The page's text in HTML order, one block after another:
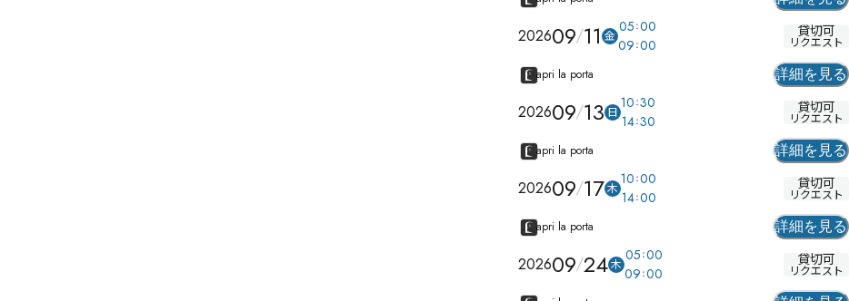
202609 11 金
05 00
09 00
貸切可
リクエスト
apri la porta
詳細を見る
202609 13 日
10 30
14 30
貸切可
リクエスト
apri la porta
詳細を見る
202609 17木
10 00
14 00
貸切可
リクエスト
apri la porta
詳細を見る
202609 24木
05 00
09 00
貸切可
リクエスト